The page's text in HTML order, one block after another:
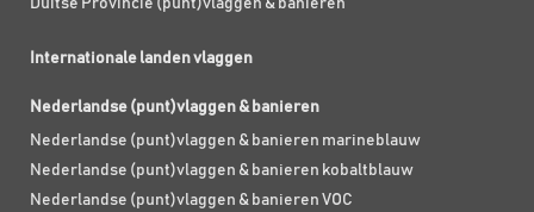
Duitse Provincie (punt)vlaggen & banieren
Internationale landen vlaggen
Nederlandse (punt)vlaggen & banieren
Nederlandse (punt)vlaggen & banieren marineblauw
Nederlandse (punt)vlaggen & banieren kobaltblauw
Nederlandse (punt)vlaggen & banieren VOC